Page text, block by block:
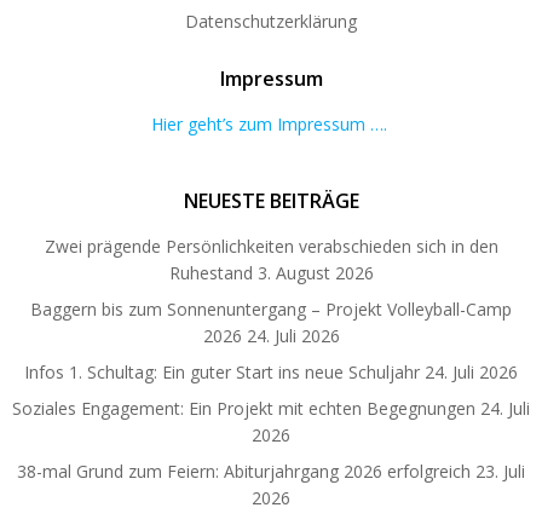
Datenschutzerklärung
Impressum
Hier geht’s zum Impressum ….
NEUESTE BEITRÄGE
Zwei prägende Persönlichkeiten verabschieden sich in den
Ruhestand 3. August 2026
Baggern bis zum Sonnenuntergang – Projekt Volleyball-Camp
2026 24. Juli 2026
Infos 1. Schultag: Ein guter Start ins neue Schuljahr 24. Juli 2026
Soziales Engagement: Ein Projekt mit echten Begegnungen 24. Juli
2026
38-mal Grund zum Feiern: Abiturjahrgang 2026 erfolgreich 23. Juli
2026